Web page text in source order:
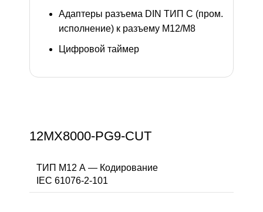
Адаптеры разъема DIN ТИП C (пром.
исполнение) к разъему M12/M8
Цифровой таймер
12MX8000-PG9-CUT
ТИП M12 А — Кодирование
IEC 61076-2-101